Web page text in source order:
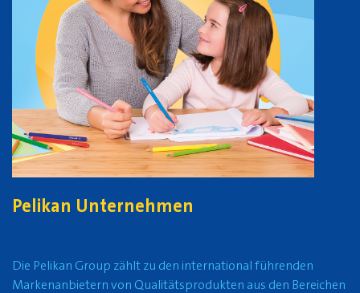
Pelikan Unternehmen
Die Pelikan Group zählt zu den international führenden
Markenanbietern von Qualitätsprodukten aus den Bereichen